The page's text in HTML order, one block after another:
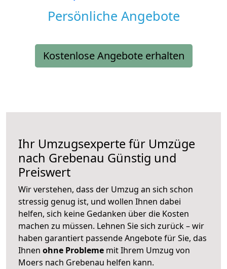
Persönliche Angebote
Kostenlose Angebote erhalten
Ihr Umzugsexperte für Umzüge
nach Grebenau Günstig und
Preiswert
Wir verstehen, dass der Umzug an sich schon
stressig genug ist, und wollen Ihnen dabei
helfen, sich keine Gedanken über die Kosten
machen zu müssen. Lehnen Sie sich zurück – wir
haben garantiert passende Angebote für Sie, das
Ihnen ohne Probleme mit Ihrem Umzug von
Moers nach Grebenau helfen kann.